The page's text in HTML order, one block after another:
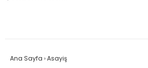
Ana Sayfa ›Asayiş